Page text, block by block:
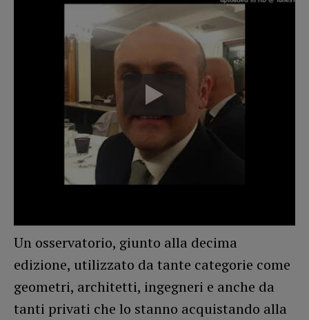
Un osservatorio, giunto alla decima
edizione, utilizzato da tante categorie come
geometri, architetti, ingegneri e anche da
tanti privati che lo stanno acquistando alla